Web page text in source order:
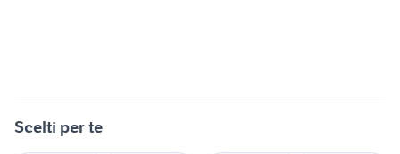
Scelti per te